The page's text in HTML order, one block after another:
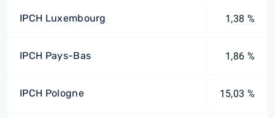
IPCH Luxembourg 1,38 %
IPCH Pays-Bas 1,86 %
IPCH Pologne 15,03 %